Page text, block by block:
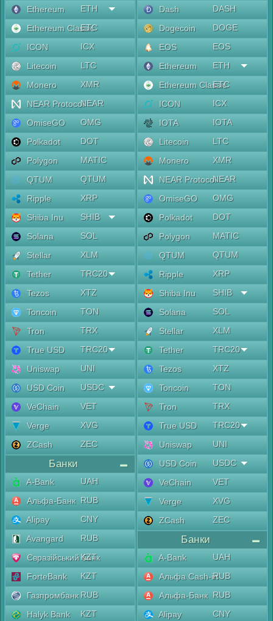
Ethereum
ETH
Ethereum Classic
ETC
ICON
ICX
Litecoin
LTC
Monero
XMR
NEAR ProtocolNEAR
OmiseGO
OMG
Polkadot
DOT
Polygon
MATIC
QTUM
QTUM
Ripple
XRP
Shiba Inu
SHIB
Solana
SOL
Stellar
XLM
Tether
TRC20
Tezos
XTZ
Toncoin
TON
Tron
TRX
True USD
TRC20
Uniswap
UNI
USD Coin
USDC
VeChain
VET
Verge
XVG
ZCash
ZEC
Банки
A-Bank
UAH
Альфа-Банк RUB
Alipay
CNY
Avangard
RUB
Євразійський банк
KZT
ForteBank
KZT
Газпромбанк RUB
Halyk Bank
KZT
Dash
DASH
Dogecoin
DOGE
EOS
EOS
Ethereum
ETH
Ethereum Classic
ETC
ICON
ICX
IOTA
IOTA
Litecoin
LTC
Monero
XMR
NEAR ProtocolNEAR
OmiseGO
OMG
Polkadot
DOT
Polygon
MATIC
QTUM
QTUM
Ripple
XRP
Shiba Inu
SHIB
Solana
SOL
Stellar
XLM
Tether
TRC20
Tezos
XTZ
Toncoin
TON
Tron
TRX
True USD
TRC20
Uniswap
UNI
USD Coin
USDC
VeChain
VET
Verge
XVG
ZCash
ZEC
Банки
A-Bank
UAH
Альфа Cash-inRUB
Альфа-Банк RUB
Alipay
CNY